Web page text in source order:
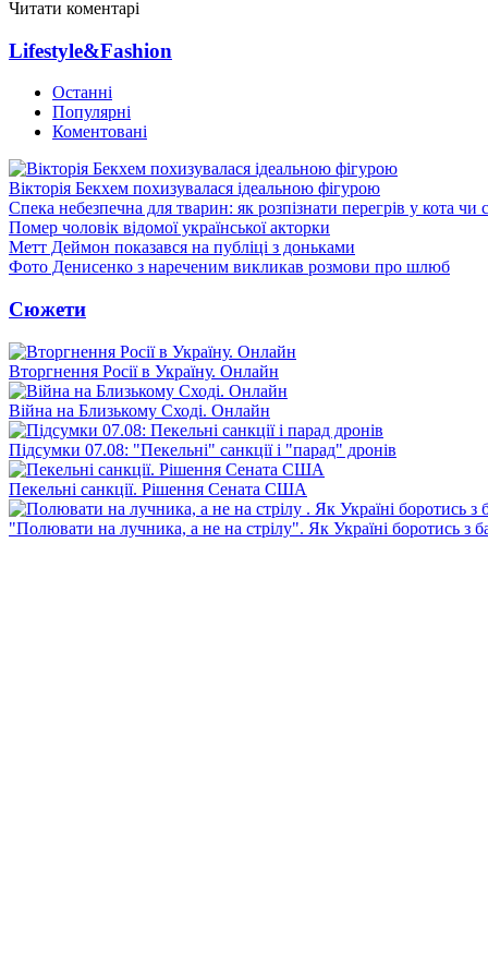
Читати коментарі
Lifestyle&Fashion
Останні
Популярні
Коментовані
Вікторія Бекхем похизувалася ідеальною фігурою
Спека небезпечна для тварин: як розпізнати перегрів у кота чи
Помер чоловік відомої української акторки
Метт Деймон показався на публіці з доньками
Фото Денисенко з нареченим викликав розмови про шлюб
Сюжети
Вторгнення Росії в Україну. Онлайн
Війна на Близькому Сході. Онлайн
Підсумки 07.08: "Пекельні" санкції і "парад" дронів
Пекельні санкції. Рішення Сената США
"Полювати на лучника, а не на стрілу". Як Україні боротись з